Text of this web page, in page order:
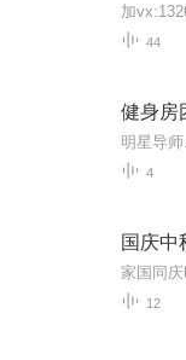
44
健身房
明星导师
4
国庆中
12